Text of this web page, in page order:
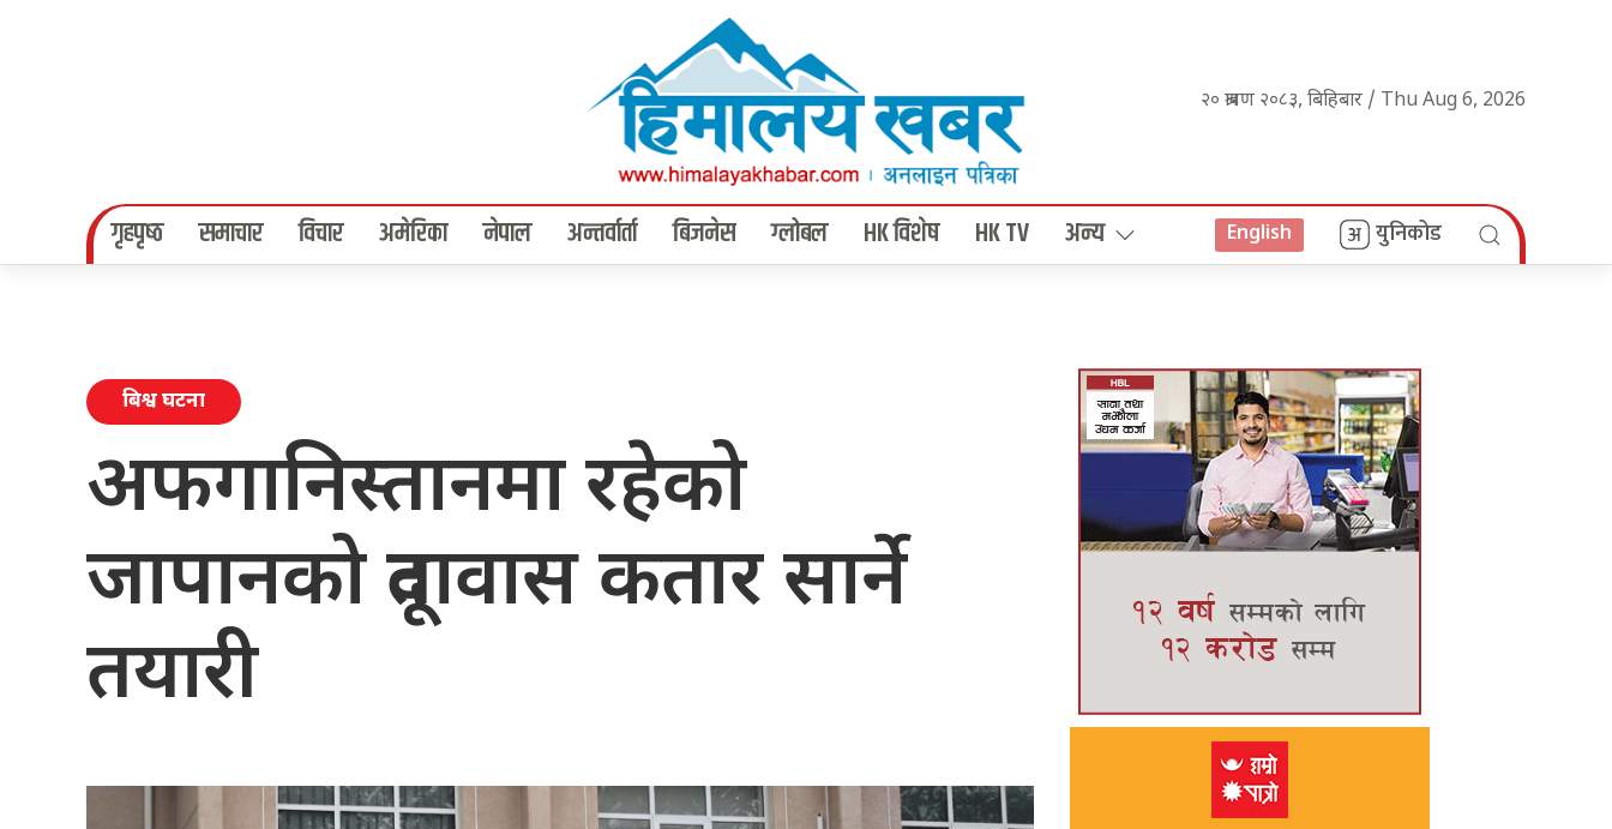
२० श्रावण २०८३, बिहिबार / Thu Aug 6, 2026
गृहपृष्‍ठ समाचार विचार अमेरिका नेपाल अन्तर्वार्ता बिजनेस ग्लोबल HK विशेष HK TV अन्य English युनिकोड
बिश्व घटना
अफगानिस्तानमा रहेको
जापानको दूतावास कतार सार्ने
तयारी